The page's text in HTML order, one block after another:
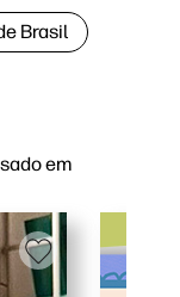
em
Brasil